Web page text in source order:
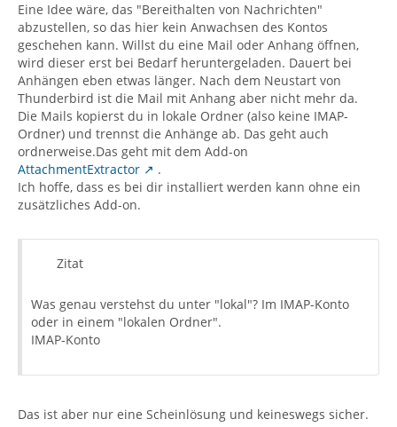
Eine Idee wäre, das "Bereithalten von Nachrichten"
abzustellen, so das hier kein Anwachsen des Kontos
geschehen kann. Willst du eine Mail oder Anhang öffnen,
wird dieser erst bei Bedarf heruntergeladen. Dauert bei
Anhängen eben etwas länger. Nach dem Neustart von
Thunderbird ist die Mail mit Anhang aber nicht mehr da.
Die Mails kopierst du in lokale Ordner (also keine IMAP-
Ordner) und trennst die Anhänge ab. Das geht auch
ordnerweise.Das geht mit dem Add-on
AttachmentExtractor
.
Ich hoffe, dass es bei dir installiert werden kann ohne ein
zusätzliches Add-on.
Zitat
Was genau verstehst du unter "lokal"? Im IMAP-Konto
oder in einem "lokalen Ordner".
IMAP-Konto
Das ist aber nur eine Scheinlösung und keineswegs sicher.